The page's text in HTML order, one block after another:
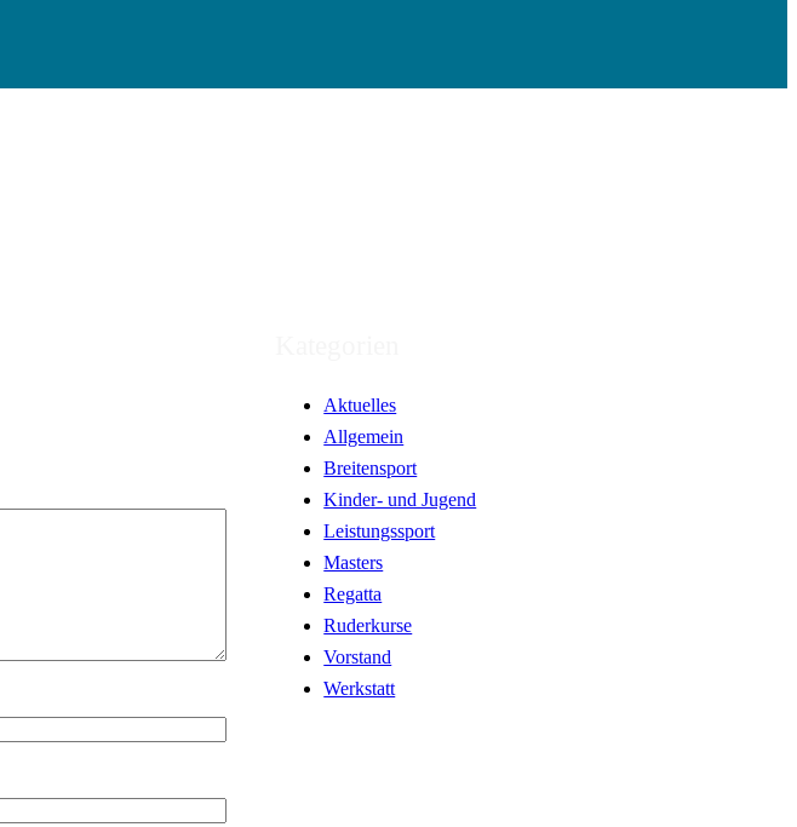
Aktuelles
Allgemein
Breitensport
Kinder- und Jugend
Leistungssport
Masters
Regatta
Ruderkurse
Vorstand
Werkstatt